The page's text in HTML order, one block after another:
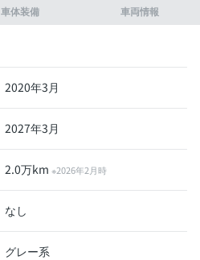
車体装備 車両情報
2020年3月
2027年3月
2.0万km※2026年2月時
なし
グレー系